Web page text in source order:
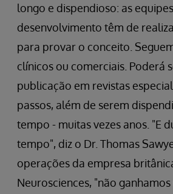
longo e dispendioso: as
desenvolvimento têm de
para provar o conceito.
clínicos ou comerciais. Poderá
publicação em revistas
passos, além de serem
tempo - muitas vezes anos. "E
tempo", diz o Dr. Thomas
operações da empresa
Neurosciences, "não